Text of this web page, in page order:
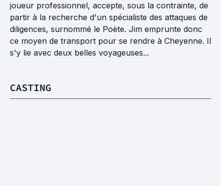
joueur professionnel, accepte, sous la contrainte, de
partir à la recherche d'un spécialiste des attaques de
diligences, surnommé le Poète. Jim emprunte donc
ce moyen de transport pour se rendre à Cheyenne. Il
s'y lie avec deux belles voyageuses...
CASTING